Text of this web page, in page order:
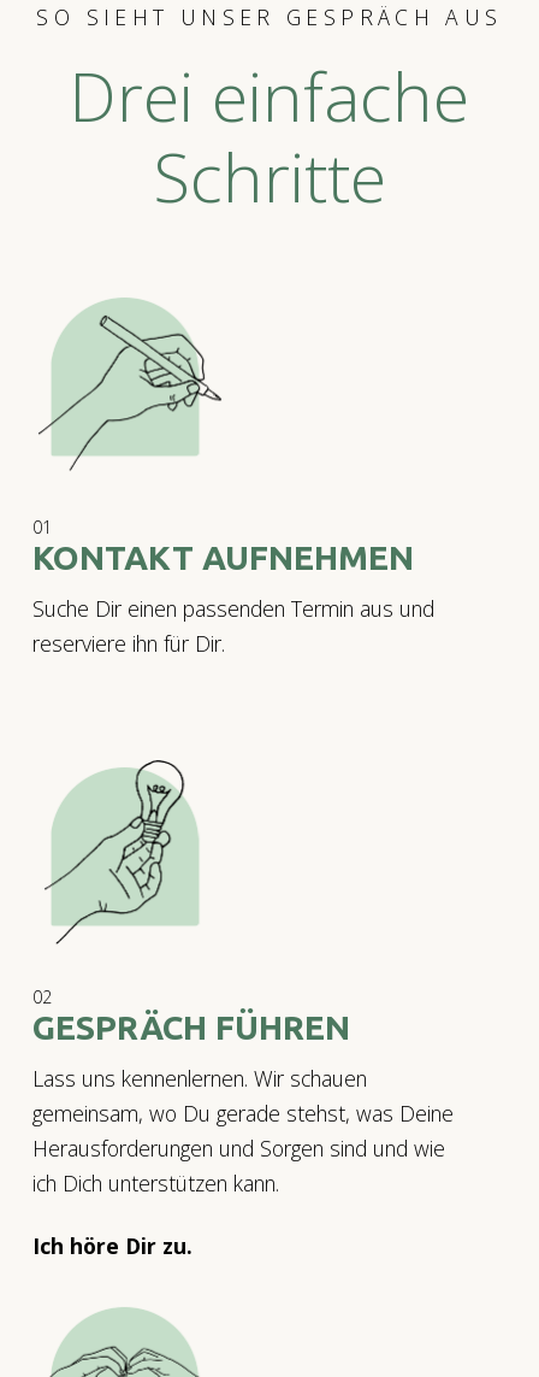
SO SIEHT UNSER GESPRÄCH AUS
Drei einfache
Schritte
01
KONTAKT AUFNEHMEN
Suche Dir einen passenden Termin aus und
reserviere ihn für Dir.
02
GESPRÄCH FÜHREN
Lass uns kennenlernen. Wir schauen
gemeinsam, wo Du gerade stehst, was Deine
Herausforderungen und Sorgen sind und wie
ich Dich unterstützen kann.
Ich höre Dir zu.